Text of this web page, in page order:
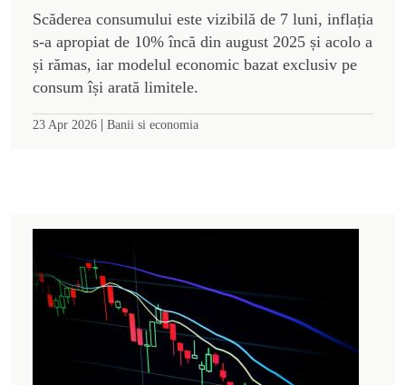
Scăderea consumului este vizibilă de 7 luni, inflația
s-a apropiat de 10% încă din august 2025 și acolo a
și rămas, iar modelul economic bazat exclusiv pe
consum își arată limitele.
23 Apr 2026 | Banii si economia